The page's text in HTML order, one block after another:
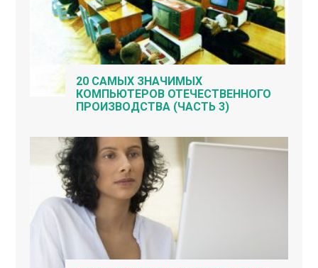
20 САМЫХ ЗНАЧИМЫХ
КОМПЬЮТЕРОВ ОТЕЧЕСТВЕННОГО
ПРОИЗВОДСТВА (ЧАСТЬ 3)